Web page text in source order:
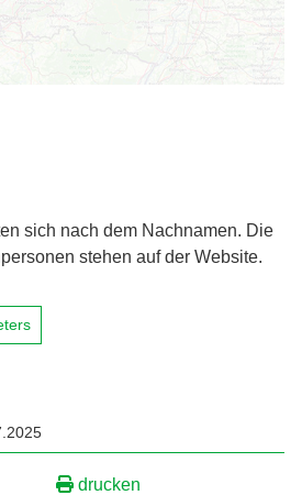
sich nach dem Nachnamen. Die
stehen auf der Website.
drucken